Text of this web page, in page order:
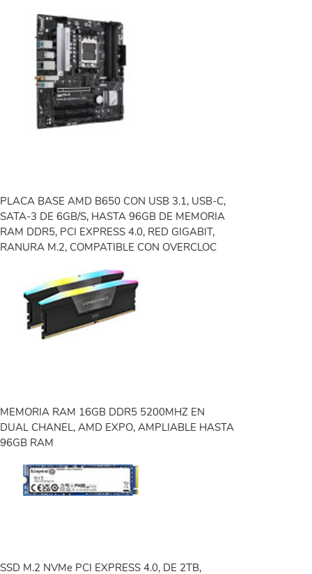
PLACA BASE AMD B650 CON USB 3.1, USB-C,
SATA-3 DE 6GB/S, HASTA 96GB DE MEMORIA
RAM DDR5, PCI EXPRESS 4.0, RED GIGABIT,
RANURA M.2, COMPATIBLE CON OVERCLOC
MEMORIA RAM 16GB DDR5 5200MHZ EN
DUAL CHANEL, AMD EXPO, AMPLIABLE HASTA
96GB RAM
SSD M.2 NVMe PCI EXPRESS 4.0, DE 2TB,